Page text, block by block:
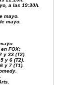
a las 19:30h.
mayo.
mayo.
FOX:
y 33 (T2).
y 6 (T2).
y 7 (T1).